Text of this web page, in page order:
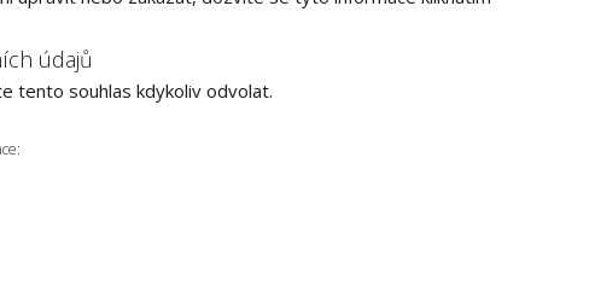
údajů
tento souhlas kdykoliv odvolat.